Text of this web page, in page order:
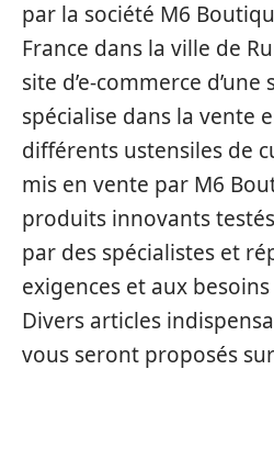
par la société M6
France dans la ville de
site d’e-commerce d’une
spécialise dans la vente
différents ustensiles de
mis en vente par M6
produits innovants
par des spécialistes et
exigences et aux
Divers articles
vous seront proposés